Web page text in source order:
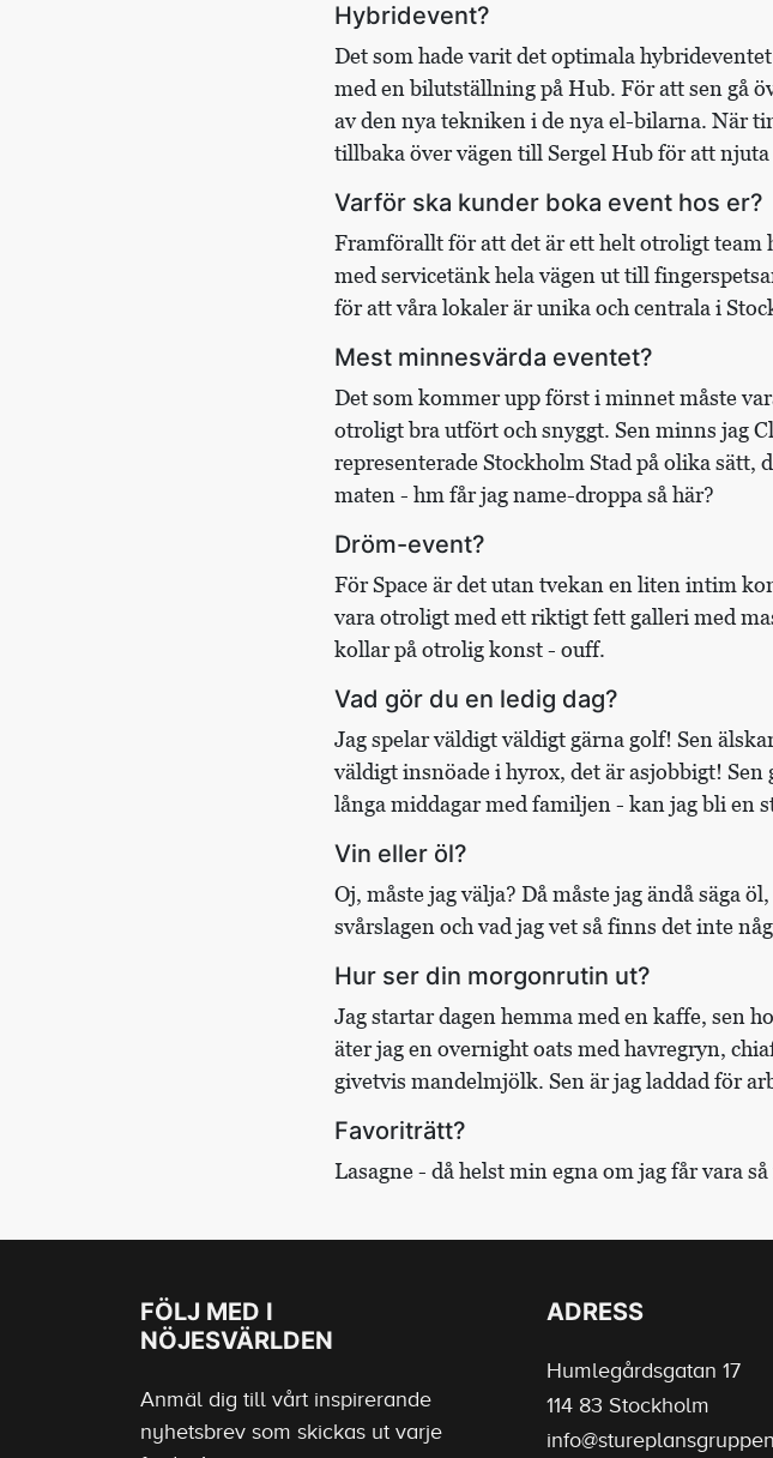
Hybridevent?
Det som hade varit det optimala
med en bilutställning på Hub. För att sen gå
av den nya tekniken i de nya el-bilarna. När
tillbaka över vägen till Sergel Hub för att
Varför ska kunder boka event hos er?
Framförallt för att det är ett helt otroligt team
med servicetänk hela vägen ut till
för att våra lokaler är unika och centrala i
Mest minnesvärda eventet?
Det som kommer upp först i minnet måste
otroligt bra utfört och snyggt. Sen minns jag
representerade Stockholm Stad på olika sätt,
maten - hm får jag name-droppa så här?
Dröm-event?
För Space är det utan tvekan en liten intim
vara otroligt med ett riktigt fett galleri med
kollar på otrolig konst - ouff.
Vad gör du en ledig dag?
Jag spelar väldigt väldigt gärna golf! Sen
väldigt insnöade i hyrox, det är asjobbigt!
långa middagar med familjen - kan jag bli en
Vin eller öl?
Oj, måste jag välja? Då måste jag ändå säga
svårslagen och vad jag vet så finns det inte
Hur ser din morgonrutin ut?
Jag startar dagen hemma med en kaffe, sen
äter jag en overnight oats med havregryn,
givetvis mandelmjölk. Sen är jag laddad för
Favoriträtt?
Lasagne - då helst min egna om jag får vara
FÖLJ MED I
NÖJESVÄRLDEN
Anmäl dig till vårt inspirerande
nyhetsbrev som skickas ut varje
ADRESS
Humlegårdsgatan 17
114 83 Stockholm